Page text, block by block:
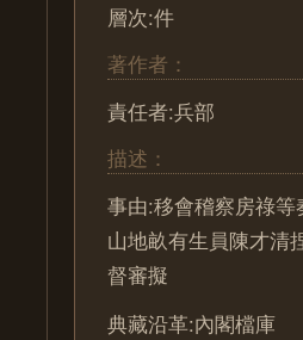
層次:件
著作者：
責任者:兵部
描述：
事由:移會稽察房祿
山地畝有生員陳才清
督審擬
典藏沿革:內閣檔庫